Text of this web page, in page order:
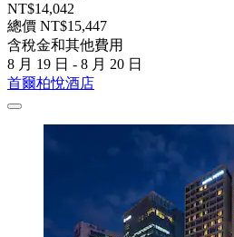
NT$14,042
總價 NT$15,447
含稅金和其他費用
8 月 19 日 - 8 月 20 日
首爾柏悅酒店